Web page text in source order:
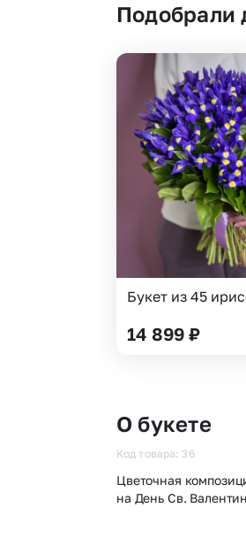
Подобрали
Букет из 45
14 899 ₽
О букете
Код товара: 36
Цветочная
на День Св.